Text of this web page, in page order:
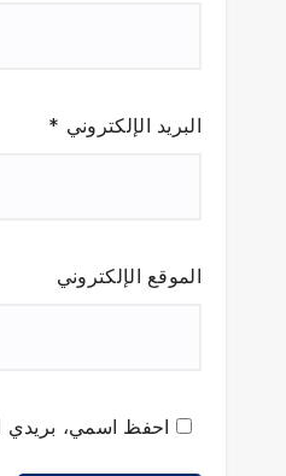
البريد الإلكتروني *
الموقع الإلكتروني
احفظ اسمي، بريدي